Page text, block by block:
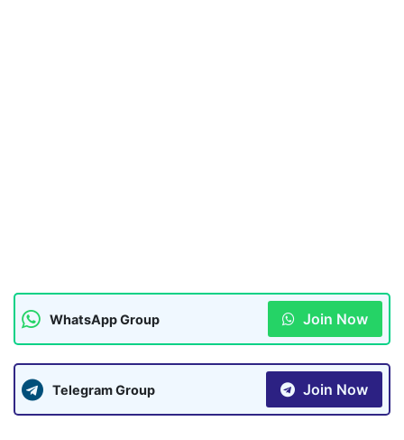
WhatsApp Group Join Now
Telegram Group Join Now